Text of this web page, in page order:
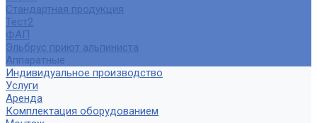
Стандартная продукция
Тест2
ФАП
Эльбрус приют альпиниста
Аппаратные
Индивидуальное производство
Услуги
Аренда
Комплектация оборудованием